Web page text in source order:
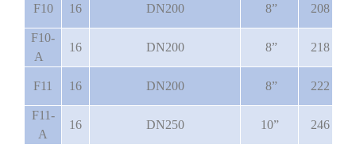
F10 16 DN200 8” 208
F10-
A
16 DN200 8” 218
F11 16 DN200 8” 222
F11-
A
16 DN250 10” 246